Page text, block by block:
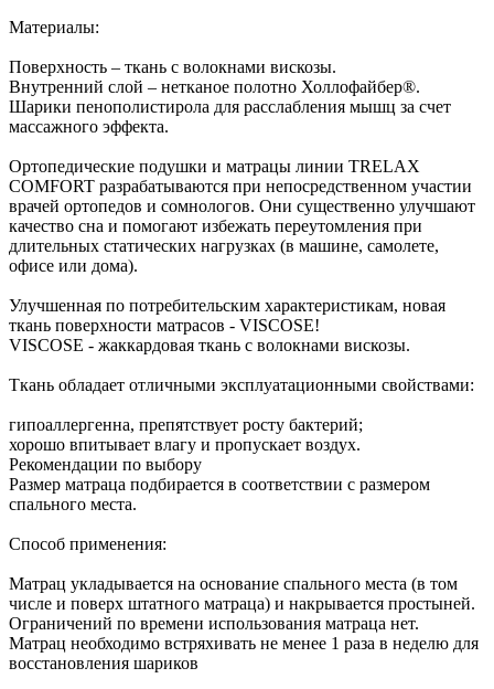
Материалы:
Поверхность – ткань с волокнами вискозы.
Внутренний слой – нетканое полотно Холлофайбер®.
Шарики пенополистирола для расслабления мышц за счет
массажного эффекта.
Ортопедические подушки и матрацы линии TRELAX
COMFORT разрабатываются при непосредственном участии
врачей ортопедов и сомнологов. Они существенно улучшают
качество сна и помогают избежать переутомления при
длительных статических нагрузках (в машине, самолете,
офисе или дома).
Улучшенная по потребительским характеристикам, новая
ткань поверхности матрасов - VISCOSE!
VISCOSE - жаккардовая ткань с волокнами вискозы.
Ткань обладает отличными эксплуатационными свойствами:
гипоаллергенна, препятствует росту бактерий;
хорошо впитывает влагу и пропускает воздух.
Рекомендации по выбору
Размер матраца подбирается в соответствии с размером
спального места.
Способ применения:
Матрац укладывается на основание спального места (в том
числе и поверх штатного матраца) и накрывается простыней.
Ограничений по времени использования матраца нет.
Матрац необходимо встряхивать не менее 1 раза в неделю для
восстановления шариков